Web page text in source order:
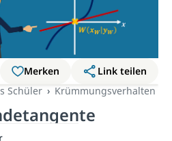
Merken
Link teilen
Schüler
Krümmungsverhalten